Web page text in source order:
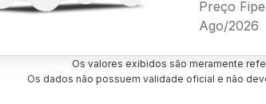
Preço
Ago/2026
Os valores exibidos são meramente
Os dados não possuem validade oficial e não